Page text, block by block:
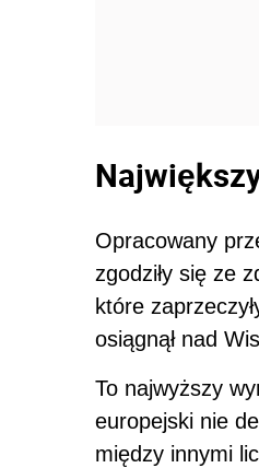
Opracowany
zgodziły się ze
które
osiągnął nad
To najwyższy
europejski nie
między innymi